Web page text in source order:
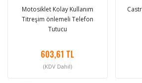
Motosiklet Kolay Kullanım
Titreşim önlemeli Telefon
Tutucu
603,61 TL
(KDV Dahil)